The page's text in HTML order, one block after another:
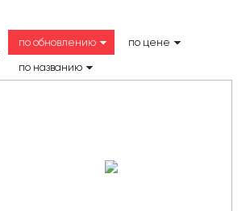
по обновлению по цене
по названию